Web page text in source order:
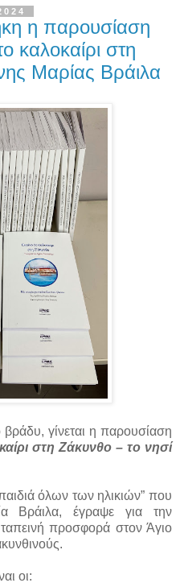
η παρουσίαση
καλοκαίρι στη
Μαρίας Βράιλα
γίνεται η παρουσίαση
στη Ζάκυνθο – το νησί
όλων των ηλικιών” που
Βράιλα, έγραψε για την
προσφορά στον Άγιο
οι: